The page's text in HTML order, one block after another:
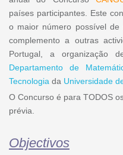
países participantes. Este
o maior número possível
complemento a outras
Portugal, a organização
Departamento de
Tecnologia da Universidade
O Concurso é para TODOS
prévia.
Objectivos